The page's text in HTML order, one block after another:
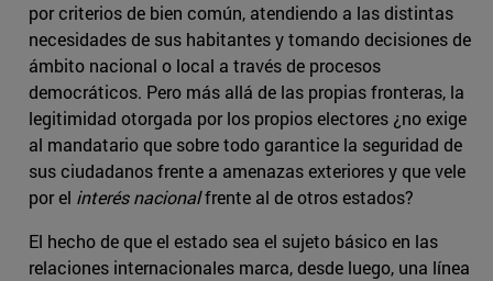
por criterios de bien común, atendiendo a las distintas
necesidades de sus habitantes y tomando decisiones de
ámbito nacional o local a través de procesos
democráticos. Pero más allá de las propias fronteras, la
legitimidad otorgada por los propios electores ¿no exige
al mandatario que sobre todo garantice la seguridad de
sus ciudadanos frente a amenazas exteriores y que vele
por el interés nacionalfrente al de otros estados?
El hecho de que el estado sea el sujeto básico en las
relaciones internacionales marca, desde luego, una línea